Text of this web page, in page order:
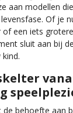
aan modellen
Of je
een iets
sluit aan bij
behoefte aan